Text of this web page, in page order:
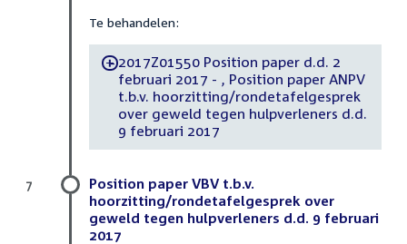
Te behandelen:
-2017Z01550 Position paper d.d. 2
februari 2017 - , Position paper ANPV
t.b.v. hoorzitting/rondetafelgesprek
over geweld tegen hulpverleners d.d.
9 februari 2017
Position paper VBV t.b.v.
hoorzitting/rondetafelgesprek over
geweld tegen hulpverleners d.d. 9 februari
2017
7